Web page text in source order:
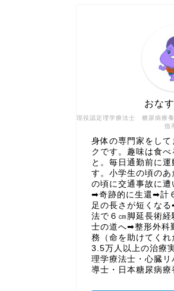
現役認定理学療法士 糖尿病療
指
おな
身体の専門家をし
クです。趣味は食べ
と。毎日通勤前に
す。小学生の頃の
の頃に交通事故に
➡奇跡的に生還➡計
足の長さが短くな
法で６㎝脚延長術
士の道へ➡整形外科
務（命を助けてく
3.5万人以上の治療
理学療法士・心臓
導士・日本糖尿病療